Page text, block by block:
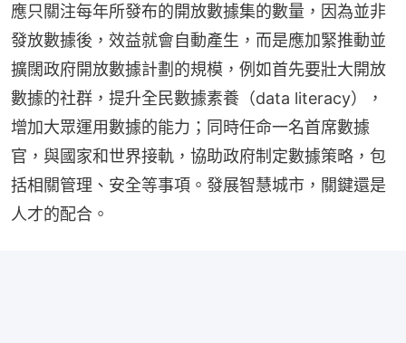
應只關注每年所發布的開放數據集的數量，因為並非
發放數據後，效益就會自動產生，而是應加緊推動並
擴闊政府開放數據計劃的規模，例如首先要壯大開放
數據的社群，提升全民數據素養（data literacy），
增加大眾運用數據的能力；同時任命一名首席數據
官，與國家和世界接軌，協助政府制定數據策略，包
括相關管理、安全等事項。發展智慧城市，關鍵還是
人才的配合。